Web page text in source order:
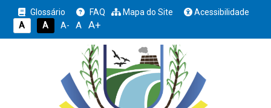
Glossário FAQ Mapa do Site
Acessibilidade
A
A A- A A+